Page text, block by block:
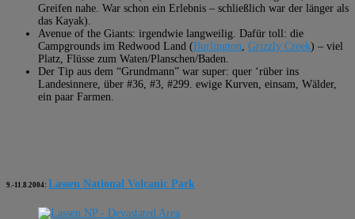
Greifen nahe. War schon ein Erlebnis – schließlich war der länger als
das Kayak).
Avenue of the Giants: irgendwie langweilig. Dafür toll: die
Campgrounds im Redwood Land (Burlington Grizzly Creek) – viel
Platz, Flüsse zum Waten/Planschen/Baden.
Der Tip aus dem “Grundmann” war super: quer ‘rüber ins
Landesinnere, über #36, #3, #299. ewige Kurven, einsam, Wälder,
ein paar Farmen.
9.-11.8.2004: Lassen National Volcanic Park